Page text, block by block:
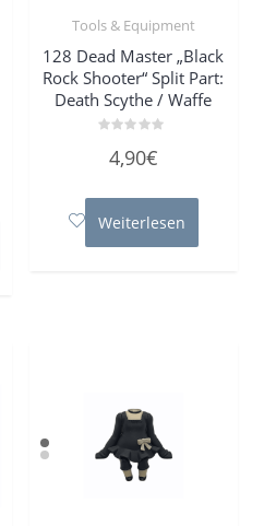
Tools & Equipment
128 Dead Master „Black
Rock Shooter“ Split Part:
Death Scythe / Waffe
mit
5
4,90€
Weiterlesen